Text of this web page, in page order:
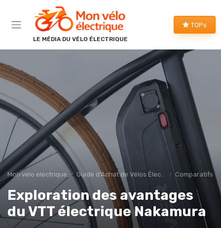
LE MÉDIA DU VÉLO ÉLECTRIQUE
TOPs
Mon velo electrique Guide d'Achat de Vélos Électriques Comparatifs
Exploration des avantages
du VTT électrique Nakamura
Panneau de gestion des cookies